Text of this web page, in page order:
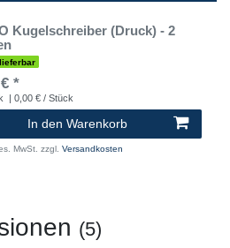
Kugelschreiber (Druck) - 2
*
| 0,00 € / Stück
In den Warenkorb
MwSt. zzgl. Versandkosten
(5)